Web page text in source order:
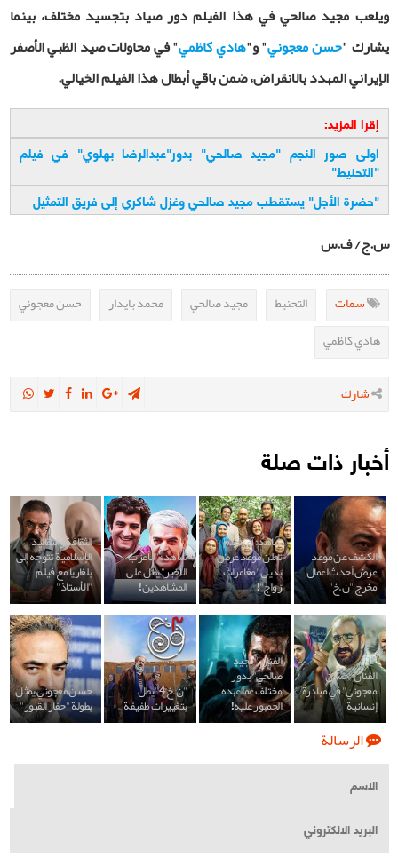
ويلعب مجيد صالحي في هذا الفيلم دور صياد بتجسيد مختلف، بينما
يشارك "حسن معجوني" و"هادي كاظمي" في محاولات صيد الظبي الأصفر
الإيراني المهدد بالانقراض، ضمن باقي أبطال هذا الفيلم الخيالي.
إقرا المزيد:
اولى صور النجم "مجيد صالحي" بدور"عبدالرضا بهلوي" في فيلم
"التحنيط"
"حضرة الأجل" يستقطب مجيد صالحي وغزل شاكري إلى فريق التمثيل
س.ج/ ف.س
سمات التحنيط مجيد صالحي محمد بايدار
حسن معجوني
هادي كاظمي
شارك
أخبار ذات صلة
الكشف عن موعد
عرض أحدث اعمال
مخرج "ن.خ"
شاهد: آي فيلم
تعلن موعد عرض
بديل "مغامرات
زواج"!
شاهد: "الأعزب
الأخير" يطل على
المشاهدين!
الثقافة والتقاليد
الإسلامية تتوجه إلى
بلغاريا مع فيلم
"الأستاذ"
الفنان "حسن
معجوني" في مبادرة
إنسانية
الفنان "مجيد
صالحي" بدور
مختلف عما عهده
الجمهور عليه!
"ن.خ 4" يطل
بتغييرات طفيفة
حسن معجوني يمثل
بطولة "حفار القبور"
الرسالة